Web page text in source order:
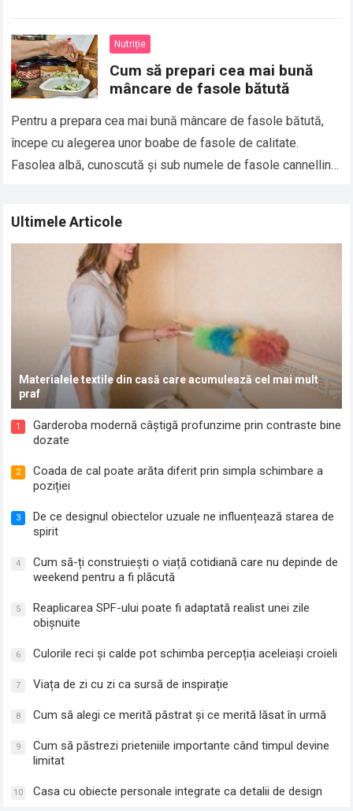
Nutriție
Cum să prepari cea mai bună
mâncare de fasole bătută
Pentru a prepara cea mai bună mâncare de fasole bătută,
începe cu alegerea unor boabe de fasole de calitate.
Fasolea albă, cunoscută și sub numele de fasole cannellini
Ultimele Articole
Materialele textile din casă care acumulează cel mai mult
praf
1
Garderoba modernă câștigă profunzime prin contraste bine
dozate
2
Coada de cal poate arăta diferit prin simpla schimbare a
poziției
3
De ce designul obiectelor uzuale ne influențează starea de
spirit
4
Cum să-ți construiești o viață cotidiană care nu depinde de
weekend pentru a fi plăcută
5
Reaplicarea SPF-ului poate fi adaptată realist unei zile
obișnuite
6 Culorile reci și calde pot schimba percepția aceleiași croieli
7 Viața de zi cu zi ca sursă de inspirație
8 Cum să alegi ce merită păstrat și ce merită lăsat în urmă
9
Cum să păstrezi prieteniile importante când timpul devine
limitat
10 Casa cu obiecte personale integrate ca detalii de design